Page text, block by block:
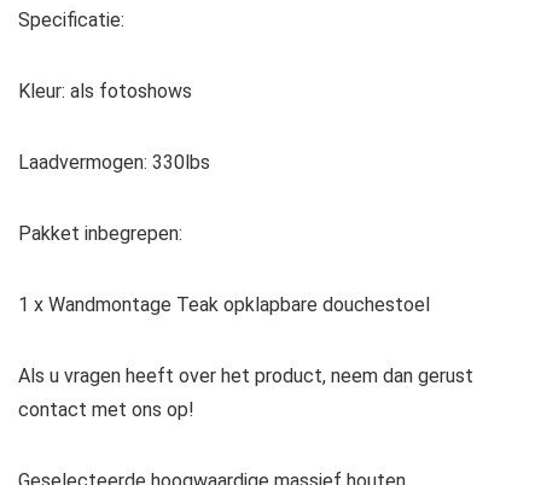
Specificatie:
Kleur: als fotoshows
Laadvermogen: 330lbs
Pakket inbegrepen:
1 x Wandmontage Teak opklapbare douchestoel
Als u vragen heeft over het product, neem dan gerust
contact met ons op!